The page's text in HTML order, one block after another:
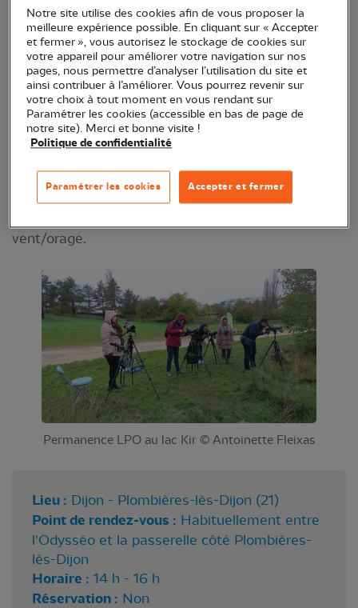
Des bénévoles de la LPO munis de longues-vues
vous feront découvrir sous un œil nouveau les
oiseaux du lac !
RDV de 14 h à 16 h, habituellement entre la plage
de Dijon et la passerelle côté Plombières (la
permanence est itinérante à différents endroits du
non nécessaire.
vent/orage.
Permanence LPO au lac Kir © Antoinette Fleixas
Lieu : Dijon - Plombières-lès-Dijon (21)
Point de rendez-vous : Habituellement entre
l'Odysséo et la passerelle côté Plombières-
lès-Dijon
Horaire : 14 h - 16 h
Réservation : Non
Notre site utilise des cookies afin de vous proposer la
meilleure expérience possible. En cliquant sur « Accepter
et fermer », vous autorisez le stockage de cookies sur
votre appareil pour améliorer votre navigation sur nos
pages, nous permettre d’analyser l’utilisation du site et
ainsi contribuer à l’améliorer. Vous pourrez revenir sur
votre choix à tout moment en vous rendant sur
Paramétrer les cookies (accessible en bas de page de
notre site). Merci et bonne visite !
Politique de confidentialité
Accepter et fermer
Paramétrer les cookies